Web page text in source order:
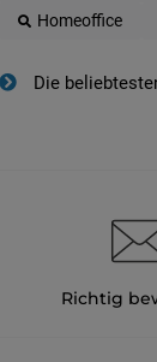
Homeoffice
Die
Richtig